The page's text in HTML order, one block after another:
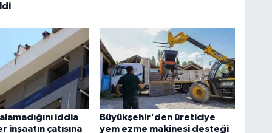
iddia
inşaatın çatısına
Büyükşehir'den üreticiye
yem ezme makinesi desteği